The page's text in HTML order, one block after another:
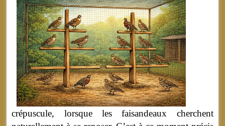
crépuscule, lorsque les faisandeaux cherchent